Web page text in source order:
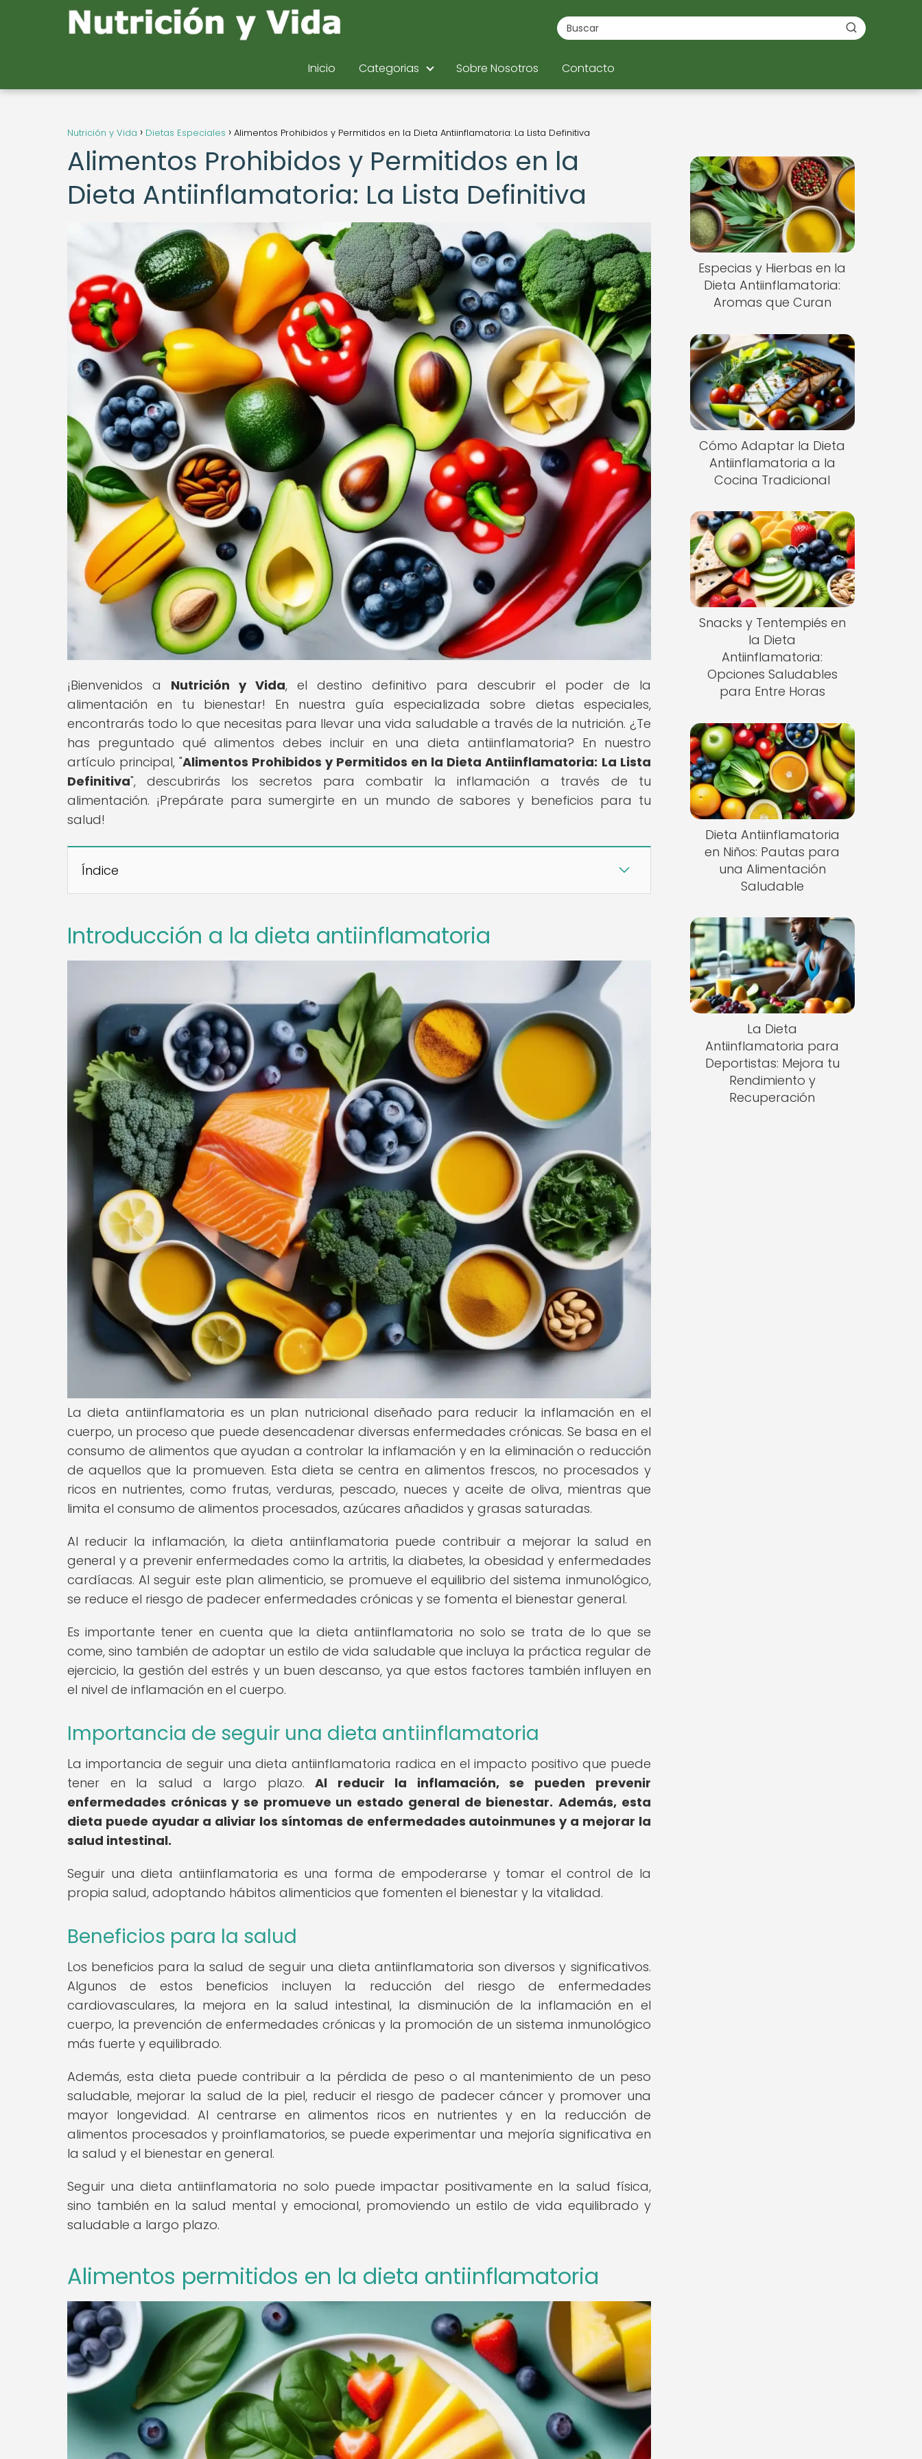
Inicio Categorias Sobre Nosotros Contacto
Nutrición y Vida Dietas Especiales Alimentos Prohibidos y Permitidos en la Dieta Antiinflamatoria: La Lista Definitiva
Alimentos Prohibidos y Permitidos en la
Dieta Antiinflamatoria: La Lista Definitiva
¡Bienvenidos a Nutrición y Vida, el destino definitivo para descubrir el poder de la
alimentación en tu bienestar! En nuestra guía especializada sobre dietas especiales,
encontrarás todo lo que necesitas para llevar una vida saludable a través de la nutrición. ¿Te
has preguntado qué alimentos debes incluir en una dieta antiinflamatoria? En nuestro
artículo principal, "Alimentos Prohibidos y Permitidos en la Dieta Antiinflamatoria: La Lista
Definitiva", descubrirás los secretos para combatir la inflamación a través de tu
alimentación. ¡Prepárate para sumergirte en un mundo de sabores y beneficios para tu
salud!
Índice
Introducción a la dieta antiinflamatoria
La dieta antiinflamatoria es un plan nutricional diseñado para reducir la inflamación en el
cuerpo, un proceso que puede desencadenar diversas enfermedades crónicas. Se basa en el
consumo de alimentos que ayudan a controlar la inflamación y en la eliminación o reducción
de aquellos que la promueven. Esta dieta se centra en alimentos frescos, no procesados y
ricos en nutrientes, como frutas, verduras, pescado, nueces y aceite de oliva, mientras que
limita el consumo de alimentos procesados, azúcares añadidos y grasas saturadas.
Al reducir la inflamación, la dieta antiinflamatoria puede contribuir a mejorar la salud en
general y a prevenir enfermedades como la artritis, la diabetes, la obesidad y enfermedades
cardíacas. Al seguir este plan alimenticio, se promueve el equilibrio del sistema inmunológico,
se reduce el riesgo de padecer enfermedades crónicas y se fomenta el bienestar general.
Es importante tener en cuenta que la dieta antiinflamatoria no solo se trata de lo que se
come, sino también de adoptar un estilo de vida saludable que incluya la práctica regular de
ejercicio, la gestión del estrés y un buen descanso, ya que estos factores también influyen en
el nivel de inflamación en el cuerpo.
Importancia de seguir una dieta antiinflamatoria
La importancia de seguir una dieta antiinflamatoria radica en el impacto positivo que puede
tener en la salud a largo plazo.Al reducir la inflamación, se pueden prevenir
enfermedades crónicas y se promueve un estado general de bienestar. Además, esta
dieta puede ayudar a aliviar los síntomas de enfermedades autoinmunes y a mejorar la
salud intestinal.
Seguir una dieta antiinflamatoria es una forma de empoderarse y tomar el control de la
propia salud, adoptando hábitos alimenticios que fomenten el bienestar y la vitalidad.
Beneficios para la salud
Los beneficios para la salud de seguir una dieta antiinflamatoria son diversos y significativos.
Algunos de estos beneficios incluyen la reducción del riesgo de enfermedades
cardiovasculares, la mejora en la salud intestinal, la disminución de la inflamación en el
cuerpo, la prevención de enfermedades crónicas y la promoción de un sistema inmunológico
más fuerte y equilibrado.
Además, esta dieta puede contribuir a la pérdida de peso o al mantenimiento de un peso
saludable, mejorar la salud de la piel, reducir el riesgo de padecer cáncer y promover una
mayor longevidad. Al centrarse en alimentos ricos en nutrientes y en la reducción de
alimentos procesados y proinflamatorios, se puede experimentar una mejoría significativa en
la salud y el bienestar en general.
Seguir una dieta antiinflamatoria no solo puede impactar positivamente en la salud física,
sino también en la salud mental y emocional, promoviendo un estilo de vida equilibrado y
saludable a largo plazo.
Alimentos permitidos en la dieta antiinflamatoria
Especias y Hierbas en la
Dieta Antiinflamatoria:
Aromas que Curan
Cómo Adaptar la Dieta
Antiinflamatoria a la
Cocina Tradicional
Snacks y Tentempiés en
la Dieta
Antiinflamatoria:
Opciones Saludables
para Entre Horas
Dieta Antiinflamatoria
en Niños: Pautas para
una Alimentación
Saludable
La Dieta
Antiinflamatoria para
Deportistas: Mejora tu
Rendimiento y
Recuperación